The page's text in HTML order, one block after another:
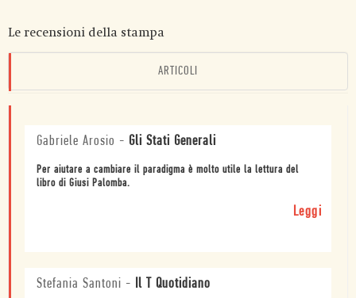
Le recensioni della stampa
ARTICOLI
Gabriele Arosio - Gli Stati Generali
Per aiutare a cambiare il paradigma è molto utile la lettura del
libro di Giusi Palomba.
Leggi
Stefania Santoni - Il T Quotidiano